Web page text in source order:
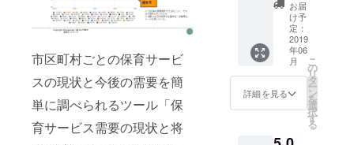
市区町村ごとの保育サービ
スの現状と今後の需要を簡
単に調べられるツール「保
育サービス需要の現状と将
後、ど
ちらの1
コマを
選ばれ
るか、
miraco
より
メール
はご夫
婦（3人
または3
組限
定） 本
リター
ンで
は、こ
16:30
育児の
イメー
ジを膨
らまそ
所：渋
谷男女
難波直
子さん
の「父
親･両親
学級」
日時：6
月30日
（日）
内容：
お届
け予
定：
2019
年06
月
詳細を見る
こ
の
リ
タ
ー
ン
を
選
択
す
る